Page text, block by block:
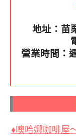
地址：苗
營業時間：
♦噢哈娜咖啡屋